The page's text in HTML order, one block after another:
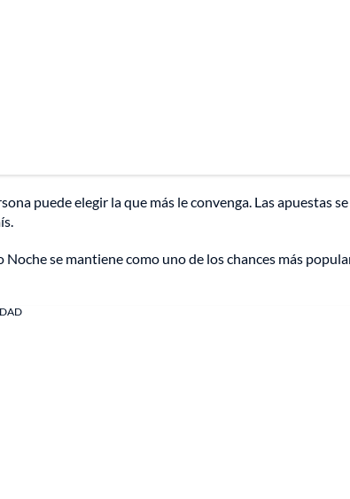
puede elegir la que más le convenga. Las apuestas se
se mantiene como uno de los chances más